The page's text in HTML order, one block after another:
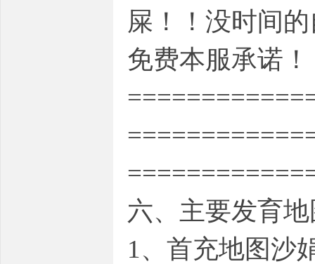
屎！！没时间
免费本服承诺
六、主要发育
1、首充地图沙